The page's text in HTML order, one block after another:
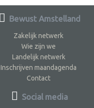
Bewust Amstelland
Zakelijk netwerk
Wie zijn we
Landelijk netwerk
Inschrijven maandagenda
Contact
Social media